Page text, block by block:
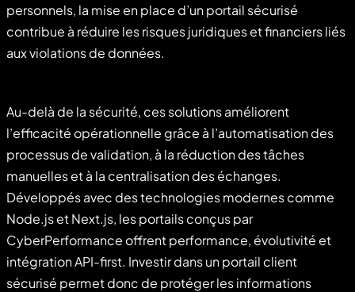
personnels, la mise en place d’un portail sécurisé
contribue à réduire les risques juridiques et financiers liés
aux violations de données.
Au-delà de la sécurité, ces solutions améliorent
l’efficacité opérationnelle grâce à l’automatisation des
processus de validation, à la réduction des tâches
manuelles et à la centralisation des échanges.
Développés avec des technologies modernes comme
Node.js et Next.js, les portails conçus par
CyberPerformance offrent performance, évolutivité et
intégration API-first. Investir dans un portail client
sécurisé permet donc de protéger les informations